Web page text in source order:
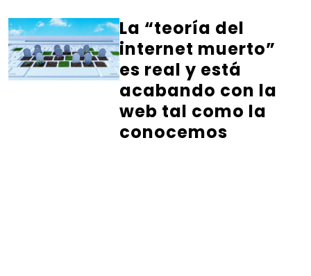
La “teoría del
internet muerto”
es real y está
acabando con la
web tal como la
conocemos